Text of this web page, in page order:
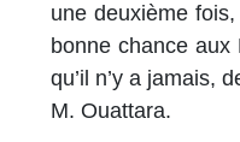
une deuxième
bonne chance
qu’il n’y a jamais,
M. Ouattara.